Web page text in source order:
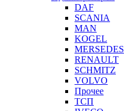
DAF
SCANIA
MAN
KOGEL
MERSEDES
RENAULT
SCHMITZ
VOLVO
Прочее
ТСП